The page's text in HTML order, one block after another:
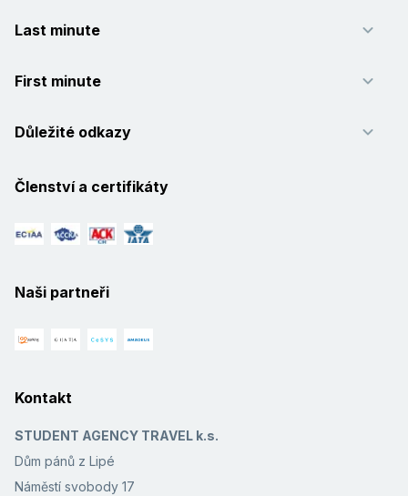
Last minute
First minute
Důležité odkazy
Členství a certifikáty
Naši partneři
Kontakt
STUDENT AGENCY TRAVEL k.s.
Dům pánů z Lipé
Náměstí svobody 17